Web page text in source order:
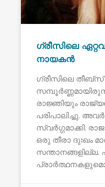
ഗ്രീസിലെ
നായകൻ
ഗ്രീസിലെ
രാജ്ഞിയും
പരിപാലിച്ചു.
സ്വർഗ്ഗമാക്കി.
ഒരു തീരാ ദുഃഖം